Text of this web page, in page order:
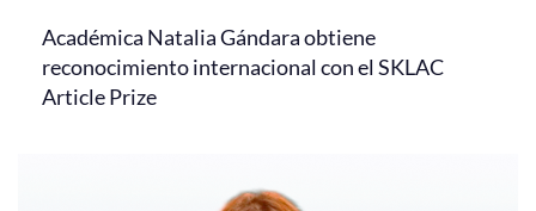
Académica Natalia Gándara obtiene
reconocimiento internacional con el SKLAC
Article Prize